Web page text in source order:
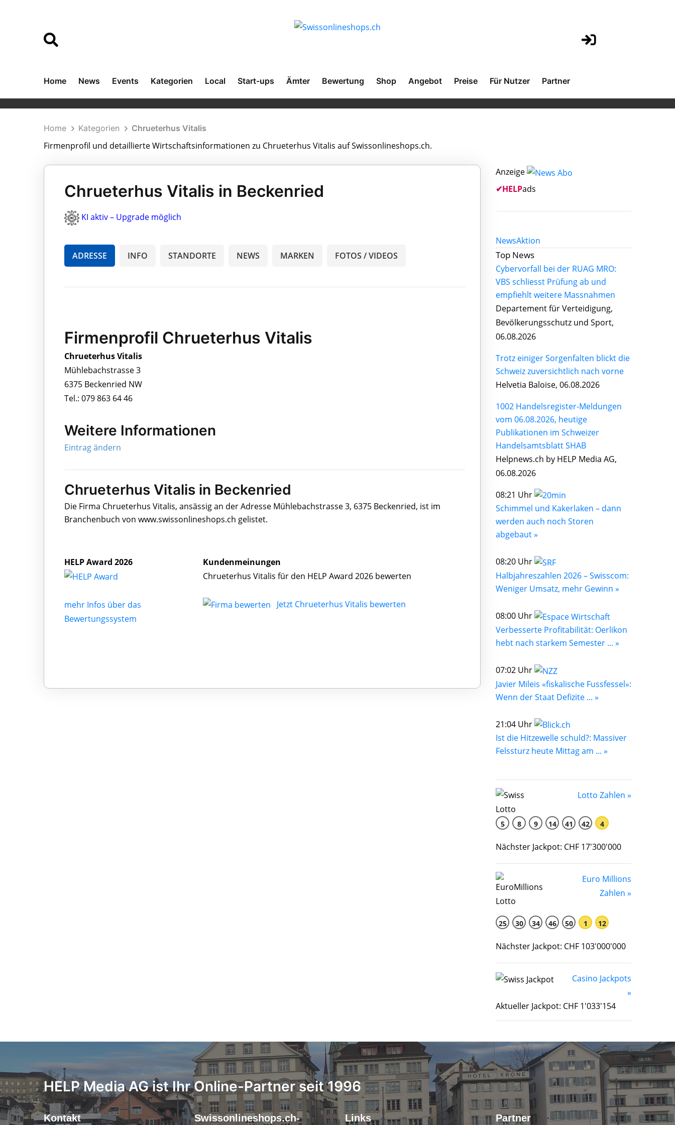
Home News Events Kategorien Local Start-ups Ämter Bewertung Shop Angebot Preise Für Nutzer Partner
Home Kategorien Chrueterhus Vitalis
Firmenprofil und detaillierte Wirtschaftsinformationen zu Chrueterhus Vitalis auf Swissonlineshops.ch.
Chrueterhus Vitalis in Beckenried
KI aktiv – Upgrade möglich
ADRESSE INFO STANDORTE NEWS MARKEN FOTOS / VIDEOS
Firmenprofil Chrueterhus Vitalis
Chrueterhus Vitalis
Mühlebachstrasse 3
6375 Beckenried NW
Tel.: 079 863 64 46
Weitere Informationen
Eintrag ändern
Chrueterhus Vitalis in Beckenried
Die Firma Chrueterhus Vitalis, ansässig an der Adresse Mühlebachstrasse 3, 6375 Beckenried, ist im
Branchenbuch von www.swissonlineshops.ch gelistet.
HELP Award 2026
mehr Infos über das
Bewertungssystem
Kundenmeinungen
Chrueterhus Vitalis für den HELP Award 2026 bewerten
Jetzt Chrueterhus Vitalis bewerten
Anzeige
✔HELPads
NewsAktion
Top News
Cybervorfall bei der RUAG MRO:
VBS schliesst Prüfung ab und
empfiehlt weitere Massnahmen
Departement für Verteidigung,
Bevölkerungsschutz und Sport,
06.08.2026
Trotz einiger Sorgenfalten blickt die
Schweiz zuversichtlich nach vorne
Helvetia Baloise, 06.08.2026
1002 Handelsregister-Meldungen
vom 06.08.2026, heutige
Publikationen im Schweizer
Handelsamtsblatt SHAB
Helpnews.ch by HELP Media AG,
06.08.2026
08:21 Uhr
Schimmel und Kakerlaken – dann
werden auch noch Storen
abgebaut »
08:20 Uhr
Halbjahreszahlen 2026 – Swisscom:
Weniger Umsatz, mehr Gewinn »
08:00 Uhr
Verbesserte Profitabilität: Oerlikon
hebt nach starkem Semester ... »
07:02 Uhr
Javier Mileis «fiskalische Fussfessel»:
Wenn der Staat Defizite ... »
21:04 Uhr
Ist die Hitzewelle schuld?: Massiver
Felssturz heute Mittag am ... »
Lotto Zahlen »
5 8 9 14 41 42 4
Nächster Jackpot: CHF 17'300'000
Euro Millions
Zahlen »
25 30 34 46 50 1 12
Nächster Jackpot: CHF 103'000'000
Casino Jackpots
»
Aktueller Jackpot: CHF 1'033'154
HELP Media AG ist Ihr Online-Partner seit 1996
Kontakt Swissonlineshops.ch- Links Partner